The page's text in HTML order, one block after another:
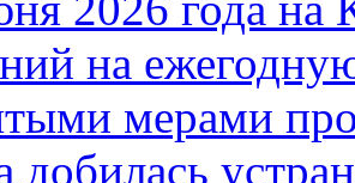
на
мерами
добилась